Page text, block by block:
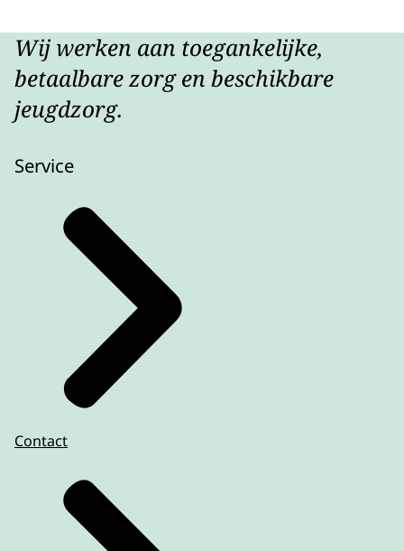
Wij werken aan toegankelijke,
betaalbare zorg en beschikbare
jeugdzorg.
Service
Contact